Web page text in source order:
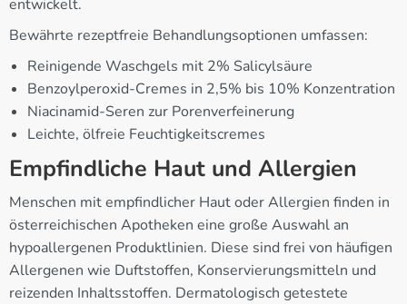
entwickelt.
Bewährte rezeptfreie Behandlungsoptionen umfassen:
Reinigende Waschgels mit 2% Salicylsäure
Benzoylperoxid-Cremes in 2,5% bis 10% Konzentration
Niacinamid-Seren zur Porenverfeinerung
Leichte, ölfreie Feuchtigkeitscremes
Empfindliche Haut und Allergien
Menschen mit empfindlicher Haut oder Allergien finden in
österreichischen Apotheken eine große Auswahl an
hypoallergenen Produktlinien. Diese sind frei von häufigen
Allergenen wie Duftstoffen, Konservierungsmitteln und
reizenden Inhaltsstoffen. Dermatologisch getestete